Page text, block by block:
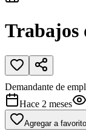
Trabajos
Demandante de
Hace 2 meses
Agregar a